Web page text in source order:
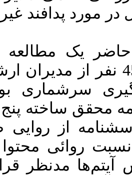
پدافند غیرعامل در
توصیفی
روی 45 نفر از مدیران ارشد انجام
بود. ابزار
ساخته پنج قسمتی
از روایی صوری و
محتوا با نمره
مدنظر قرار گرفته